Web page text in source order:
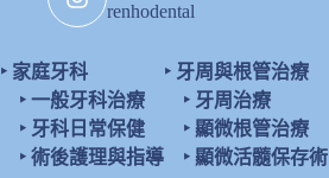
renhodental
‣ 家庭牙科
‣ 一般牙科治療
‣ 牙科日常保健
‣ 術後護理與指導
‣ 牙周與根管治療
‣ 牙周治療
‣ 顯微根管治療
‣ 顯微活髓保存術